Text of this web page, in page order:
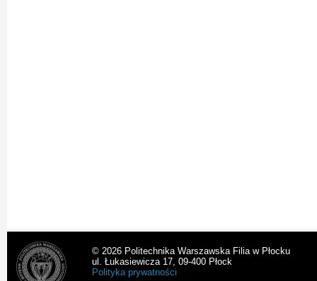
© 2026 Politechnika Warszawska Filia w Płocku
ul. Łukasiewicza 17, 09-400 Płock
Polityka prywatności